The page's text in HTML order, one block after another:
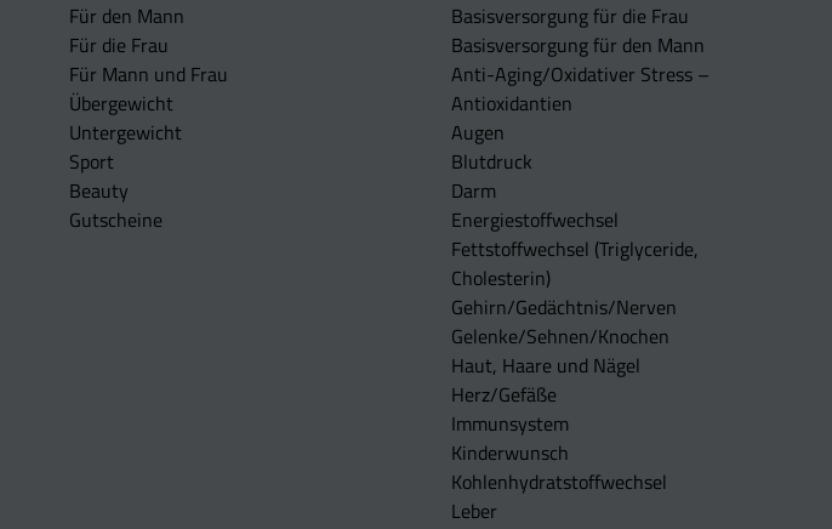
Für den Mann
Für die Frau
Für Mann und Frau
Übergewicht
Untergewicht
Sport
Beauty
Gutscheine
Basisversorgung für die Frau
Basisversorgung für den Mann
Anti-Aging/Oxidativer Stress –
Antioxidantien
Augen
Blutdruck
Darm
Energiestoffwechsel
Fettstoffwechsel (Triglyceride,
Cholesterin)
Gehirn/Gedächtnis/Nerven
Gelenke/Sehnen/Knochen
Haut, Haare und Nägel
Herz/Gefäße
Immunsystem
Kinderwunsch
Kohlenhydratstoffwechsel
Leber